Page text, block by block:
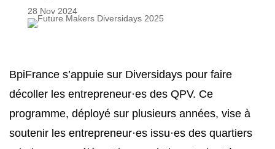
28 Nov 2024
BpiFrance s’appuie sur Diversidays pour faire
décoller les entrepreneur·es des QPV. Ce
programme, déployé sur plusieurs années, vise à
soutenir les entrepreneur·es issu·es des quartiers